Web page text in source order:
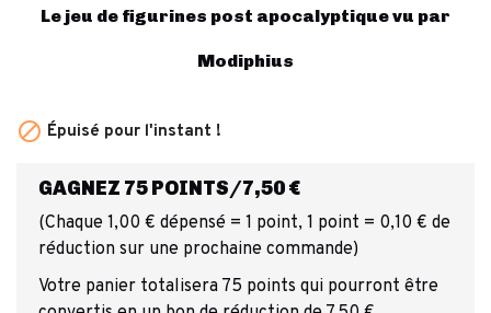
Le jeu de figurines post apocalyptique vu par
Modiphius
 Épuisé pour l'instant !
GAGNEZ 75 POINTS/7,50 €
(Chaque 1,00 € dépensé = 1 point, 1 point = 0,10 € de
réduction sur une prochaine commande)
Votre panier totalisera 75 points qui pourront être